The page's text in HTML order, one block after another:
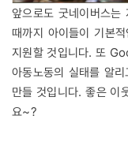
앞으로도 굿네이버스
때까지 아이들이 기본
지원할 것입니다. 또
아동노동의 실태를 알
만들 것입니다. 좋은 이
요~?